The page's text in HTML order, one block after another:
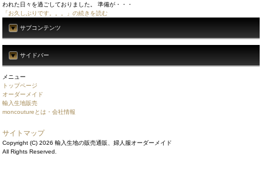
われた日々を過ごしておりました。 準備が・・・
「お久しぶりです。。。」の続きを読む
サブコンテンツ
サイドバー
メニュー
トップページ
オーダーメイド
輸入生地販売
moncoutureとは・会社情報
サイトマップ
Copyright (C) 2026 輸入生地の販売通販、婦人服オーダーメイド
All Rights Reserved.